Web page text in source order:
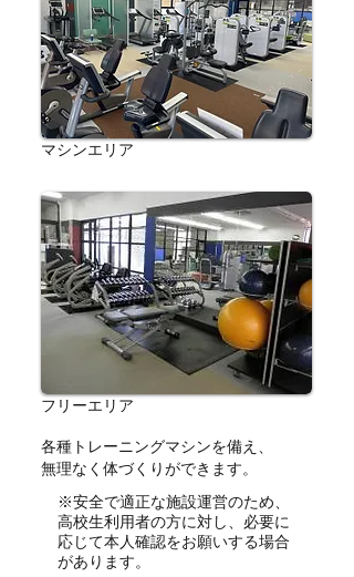
マシンエリア
フリーエリア
各種トレーニングマシンを備え、
無理なく体づくりができます。
※安全で適正な施設運営のため、
高校生利用者の方に対し、必要に
応じて本人確認をお願いする場合
があります。